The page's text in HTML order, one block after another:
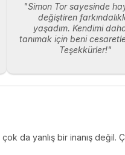
"Simon Tor sayesinde
değiştiren
yaşadım. Kendimi
tanımak için beni
Teşekkürler!"
da yanlış bir inanış